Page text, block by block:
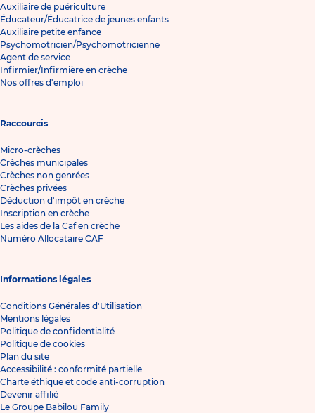
Auxiliaire de puériculture
Éducateur/Éducatrice de jeunes enfants
Auxiliaire petite enfance
Psychomotricien/Psychomotricienne
Agent de service
Infirmier/Infirmière en crèche
Nos offres d'emploi
Raccourcis
Micro-crèches
Crèches municipales
Crèches non genrées
Crèches privées
Déduction d'impôt en crèche
Inscription en crèche
Les aides de la Caf en crèche
Numéro Allocataire CAF
Informations légales
Conditions Générales d'Utilisation
Mentions légales
Politique de confidentialité
Politique de cookies
Plan du site
Accessibilité : conformité partielle
Charte éthique et code anti-corruption
Devenir affilié
Le Groupe Babilou Family